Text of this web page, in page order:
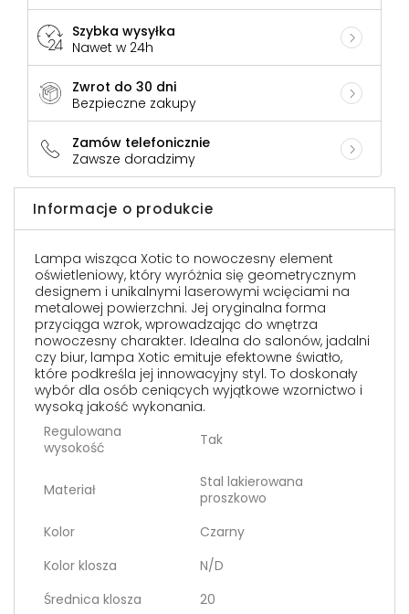
Szybka wysyłka
Nawet w 24h
Zwrot do 30 dni
Bezpieczne zakupy
Zamów telefonicznie
Zawsze doradzimy
Informacje o produkcie
Lampa wisząca Xotic to nowoczesny element
oświetleniowy, który wyróżnia się geometrycznym
designem i unikalnymi laserowymi wcięciami na
metalowej powierzchni. Jej oryginalna forma
przyciąga wzrok, wprowadzając do wnętrza
nowoczesny charakter. Idealna do salonów, jadalni
czy biur, lampa Xotic emituje efektowne światło,
które podkreśla jej innowacyjny styl. To doskonały
wybór dla osób ceniących wyjątkowe wzornictwo i
wysoką jakość wykonania.
Regulowana
wysokość
Tak
Materiał
Stal lakierowana
proszkowo
Kolor
Czarny
Kolor klosza
N/D
Średnica klosza
20